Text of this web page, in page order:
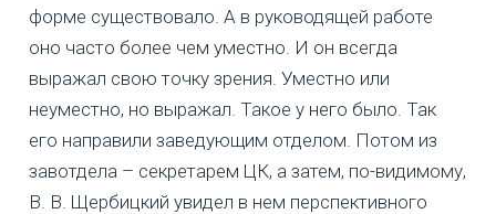
форме существовало. А в руководящей работе
оно часто более чем уместно. И он всегда
выражал свою точку зрения. Уместно или
неуместно, но выражал. Такое у него было. Так
его направили заведующим отделом. Потом из
завотдела – секретарем ЦК, а затем, по-видимому,
В. В. Щербицкий увидел в нем перспективного